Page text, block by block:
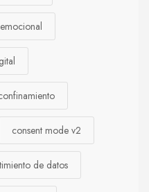
consent mode v2
de datos